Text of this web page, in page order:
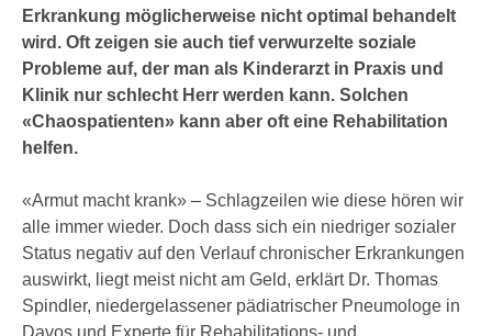
Erkrankung möglicherweise nicht optimal behandelt
wird. Oft zeigen sie auch tief verwurzelte soziale
Probleme auf, der man als Kinderarzt in Praxis und
Klinik nur schlecht Herr werden kann. Solchen
«Chaospatienten» kann aber oft eine Rehabilitation
helfen.
«Armut macht krank» – Schlagzeilen wie diese hören wir
alle immer wieder. Doch dass sich ein niedriger sozialer
Status negativ auf den Verlauf chronischer Erkrankungen
auswirkt, liegt meist nicht am Geld, erklärt Dr. Thomas
Spindler, niedergelassener pädiatrischer Pneumologe in
Davos und Experte für Rehabilitations- und